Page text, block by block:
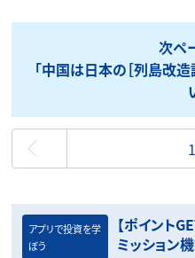
次ペ
「中国は日本の［列島改
最初
アプリで投資を学
ぼう
【ポイント
ミッション